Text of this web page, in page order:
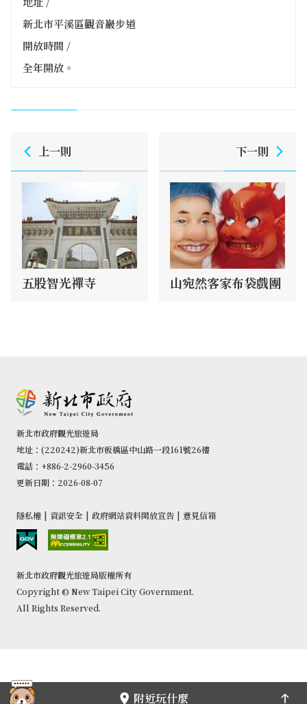
新北市平溪區觀音巖步道
開放時間 /
全年開放。
上一則
五股智光禪寺
下一則
山宛然客家布袋戲團
新北市政府觀光旅遊局
地址：(220242)新北市板橋區中山路一段161號26樓
電話：+886-2-2960-3456
更新日期：2026-08-07
隱私權 | 資訊安全 | 政府網站資料開放宣告 | 意見信箱
新北市政府觀光旅遊局版權所有
Copyright © New Taipei City Government.
All Rights Reserved.
附近玩什麼